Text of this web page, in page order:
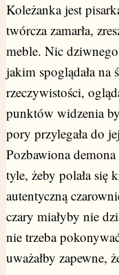
Koleżanka jest
twórcza zamarła,
meble. Nic
jakim spoglądała na
rzeczywistości,
punktów widzenia
pory przylegała do
Pozbawiona demona
tyle, żeby polała się
autentyczną
czary miałyby nie
nie trzeba
uważałby zapewne,